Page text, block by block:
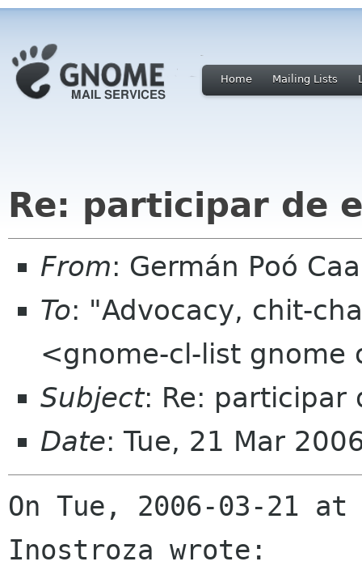
Home Mailing Lists
Re: participar de
From: Germán Poó
To: "Advocacy, chit-
<gnome-cl-list gnome
Subject: Re: participar
Date: Tue, 21 Mar
On Tue, 2006-03-21
Inostroza wrote: